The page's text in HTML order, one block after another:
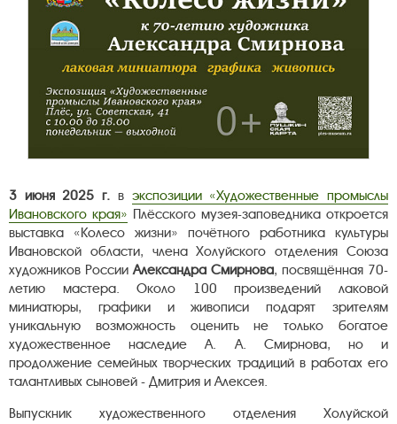
3 июня 2025 г. в экспозиции «Художественные промыслы
Ивановского края» Плёсского музея-заповедника откроется
выставка «Колесо жизни» почётного работника культуры
Ивановской области, члена Холуйского отделения Союза
художников РоссииАлександра Смирнова, посвящённая 70-
летию мастера. Около 100 произведений лаковой
миниатюры, графики и живописи подарят зрителям
уникальную возможность оценить не только богатое
художественное наследие А. А. Смирнова, но и
продолжение семейных творческих традиций в работах его
талантливых сыновей - Дмитрия и Алексея.
Выпускник художественного отделения Холуйской